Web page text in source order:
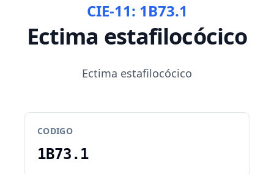
CIE-11: 1B73.1
Ectima estafilocócico
Ectima estafilocócico
CODIGO
1B73.1